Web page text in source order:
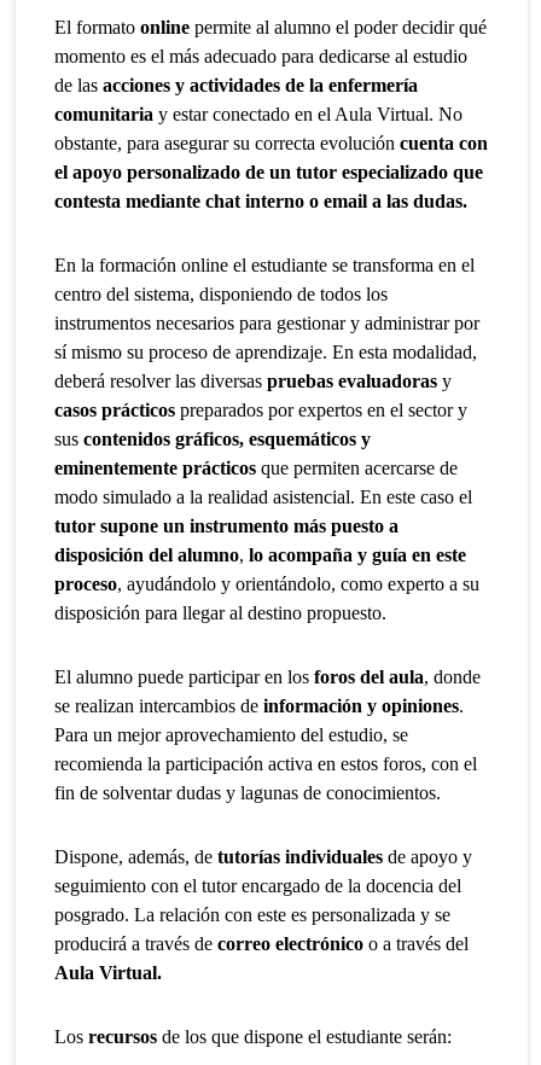
El formato online permite al alumno el poder decidir qué
momento es el más adecuado para dedicarse al estudio
delasacciones y actividades de la enfermería
comunitariay estar conectado en el Aula Virtual. No
obstante, para asegurar su correcta evolución cuenta con
el apoyo personalizado de un tutor especializado que
contesta mediante chat interno o email a las dudas.
En la formación online el estudiante se transforma en el
centro del sistema, disponiendo de todos los
instrumentos necesarios para gestionar y administrar por
sí mismo su proceso de aprendizaje. En esta modalidad,
deberá resolver las diversaspruebas evaluadoras y
casos prácticospreparados por expertos en el sector y
suscontenidos gráficos, esquemáticos y
eminentemente prácticos que permiten acercarse de
modo simulado a la realidad asistencial. En este caso el
tutor supone un instrumento más puesto a
disposición del alumno,lo acompaña y guía en este
proceso, ayudándolo y orientándolo, como experto a su
disposición para llegar al destino propuesto.
El alumno puede participar en losforos del aula, donde
se realizan intercambios deinformación y opiniones.
Para un mejor aprovechamiento del estudio, se
recomienda la participación activa en estos foros, con el
fin de solventar dudas y lagunas de conocimientos.
Dispone, además, detutorías individuales de apoyo y
seguimiento con el tutor encargado de la docencia del
posgrado. La relación con este es personalizada y se
producirá a través decorreo electrónico o a través del
Aula Virtual.
Losrecursos de los que dispone el estudiante serán: